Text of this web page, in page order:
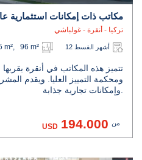
مكاتب ذات إمكانات استثمارية
تركيا - أنقرة - غولباشي
m², 96 m² 12 أشهر القسط
تتميز هذه المكاتب في أنقرة
ومحكمة التمييز العليا. ويقدم
من 194.000
USD